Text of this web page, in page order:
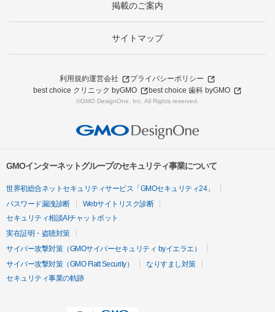
掲載のご案内
サイトマップ
利用規約運営会社
プライバシーポリシー
best choice クリニック byGMO
best choice 歯科 byGMO
©GMO DesignOne, Inc. All Rights reserved.
GMOインターネットグループのセキュリティ事業について
世界初総合ネットセキュリティサービス「GMOセキュリティ24」
パスワード漏洩診断
Webサイトリスク診断
セキュリティ相談AIチャットボット
実在証明・盗聴対策
サイバー攻撃対策（GMOサイバーセキュリティ byイエラエ）
サイバー攻撃対策（GMO Flatt Security）
なりすまし対策
セキュリティ事業の軌跡